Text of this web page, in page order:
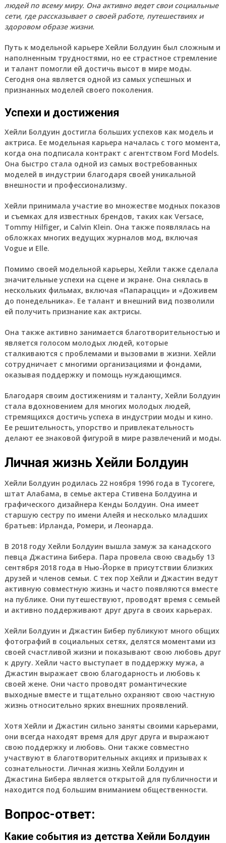
людей по всему миру. Она активно ведет свои социальные
сети, где рассказывает о своей работе, путешествиях и
здоровом образе жизни.
Путь к модельной карьере Хейли Болдуин был сложным и
наполненным трудностями, но ее страстное стремление
и талант помогли ей достичь высот в мире моды.
Сегодня она является одной из самых успешных и
признанных моделей своего поколения.
Успехи и достижения
Хейли Болдуин достигла больших успехов как модель и
актриса. Ее модельная карьера началась с того момента,
когда она подписала контракт с агентством Ford Models.
Она быстро стала одной из самых востребованных
моделей в индустрии благодаря своей уникальной
внешности и профессионализму.
Хейли принимала участие во множестве модных показов
и съемках для известных брендов, таких как Versace,
Tommy Hilfiger, и Calvin Klein. Она также появлялась на
обложках многих ведущих журналов мод, включая
Vogue и Elle.
Помимо своей модельной карьеры, Хейли также сделала
значительные успехи на сцене и экране. Она снялась в
нескольких фильмах, включая «Папарацци» и «Доживем
до понедельника». Ее талант и внешний вид позволили
ей получить признание как актрисы.
Она также активно занимается благотворительностью и
является голосом молодых людей, которые
сталкиваются с проблемами и вызовами в жизни. Хейли
сотрудничает с многими организациями и фондами,
оказывая поддержку и помощь нуждающимся.
Благодаря своим достижениям и таланту, Хейли Болдуин
стала вдохновением для многих молодых людей,
стремящихся достичь успеха в индустрии моды и кино.
Ее решительность, упорство и привлекательность
делают ее знаковой фигурой в мире развлечений и моды.
Личная жизнь Хейли Болдуин
Хейли Болдуин родилась 22 ноября 1996 года в Тусогеге,
штат Алабама, в семье актера Стивена Болдуина и
графического дизайнера Кенды Болдуин. Она имеет
старшую сестру по имени Алейя и несколько младших
братьев: Ирланда, Ромери, и Леонарда.
В 2018 году Хейли Болдуин вышла замуж за канадского
певца Джастина Бибера. Пара провела свою свадьбу 13
сентября 2018 года в Нью-Йорке в присутствии близких
друзей и членов семьи. С тех пор Хейли и Джастин ведут
активную совместную жизнь и часто появляются вместе
на публике. Они путешествуют, проводят время с семьей
и активно поддерживают друг друга в своих карьерах.
Хейли Болдуин и Джастин Бибер публикуют много общих
фотографий в социальных сетях, делятся моментами из
своей счастливой жизни и показывают свою любовь друг
к другу. Хейли часто выступает в поддержку мужа, а
Джастин выражает свою благодарность и любовь к
своей жене. Они часто проводят романтические
выходные вместе и тщательно охраняют свою частную
жизнь относительно ярких внешних проявлений.
Хотя Хейли и Джастин сильно заняты своими карьерами,
они всегда находят время для друг друга и выражают
свою поддержку и любовь. Они также совместно
участвуют в благотворительных акциях и призывах к
сознательности. Личная жизнь Хейли Болдуин и
Джастина Бибера является открытой для публичности и
находится под большим вниманием общественности.
Вопрос-ответ:
Какие события из детства Хейли Болдуин